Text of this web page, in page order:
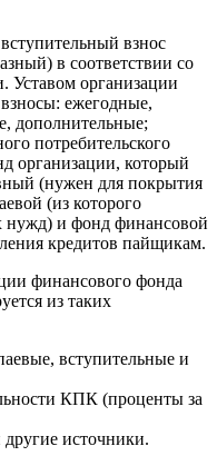
взнос
в соответствии со
Уставом организации
ежегодные,
дополнительные;
потребительского
организации, который
(нужен для покрытия
(из которого
нужд) и фонд финансовой
кредитов пайщикам.
финансового фонда
из таких
вступительные и
КПК (проценты за
другие источники.